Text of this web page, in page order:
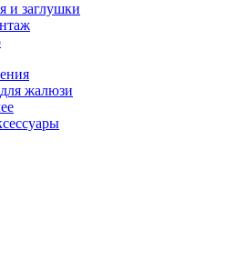
и заглушки
жалюзи